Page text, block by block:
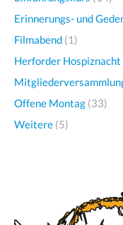
Erinnerungs- und
Filmabend (1)
Herforder Hospiznacht
Offene Montag (33)
Weitere (5)